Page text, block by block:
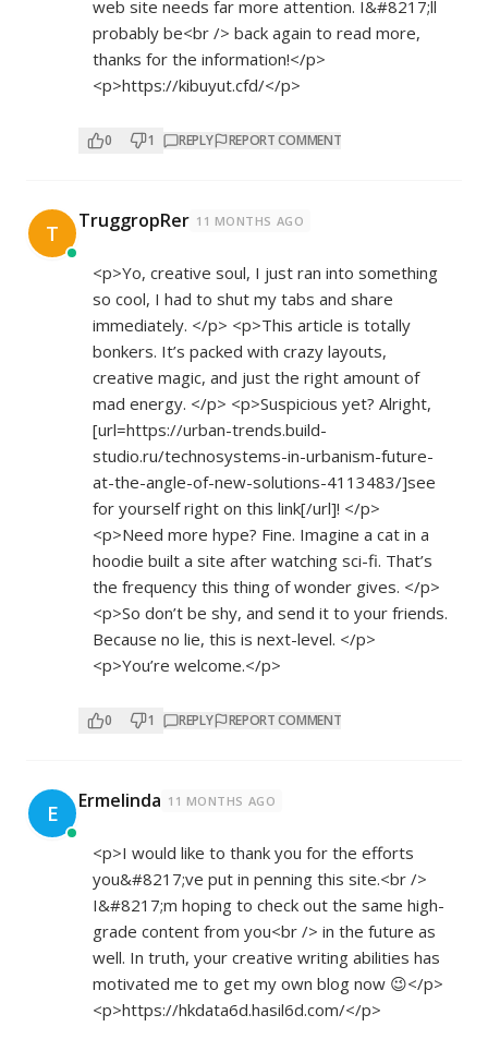
web site needs far more attention. I&#8217;ll
probably be<br /> back again to read more,
thanks for the information!</p>
<p>https://kibuyut.cfd/</p>
0 1 REPLY REPORT COMMENT
T TruggropRer 11 MONTHS AGO
<p>Yo, creative soul, I just ran into something
so cool, I had to shut my tabs and share
immediately. </p> <p>This article is totally
bonkers. It’s packed with crazy layouts,
creative magic, and just the right amount of
mad energy. </p> <p>Suspicious yet? Alright,
[url=https://urban-trends.build-
studio.ru/technosystems-in-urbanism-future-
at-the-angle-of-new-solutions-4113483/]see
for yourself right on this link[/url]! </p>
<p>Need more hype? Fine. Imagine a cat in a
hoodie built a site after watching sci-fi. That’s
the frequency this thing of wonder gives. </p>
<p>So don’t be shy, and send it to your friends.
Because no lie, this is next-level. </p>
<p>You’re welcome.</p>
0 1 REPLY REPORT COMMENT
E Ermelinda 11 MONTHS AGO
<p>I would like to thank you for the efforts
you&#8217;ve put in penning this site.<br />
I&#8217;m hoping to check out the same high-
grade content from you<br /> in the future as
well. In truth, your creative writing abilities has
motivated me to get my own blog now 😉</p>
<p>https://hkdata6d.hasil6d.com/</p>